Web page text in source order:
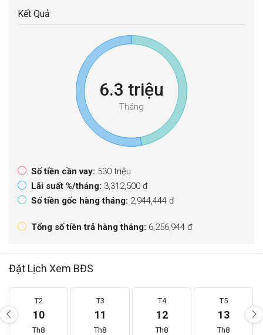
Kết Quả
6.3 triệu
Tháng
Số tiền cần vay: 530 triệu
Lãi suất %/tháng: 3,312,500 đ
Số tiền gốc hàng tháng: 2,944,444 đ
Tổng số tiền trả hàng tháng: 6,256,944 đ
Đặt Lịch Xem BĐS
T2
10
Th8
T3
11
Th8
T4
12
Th8
T5
13
Th8